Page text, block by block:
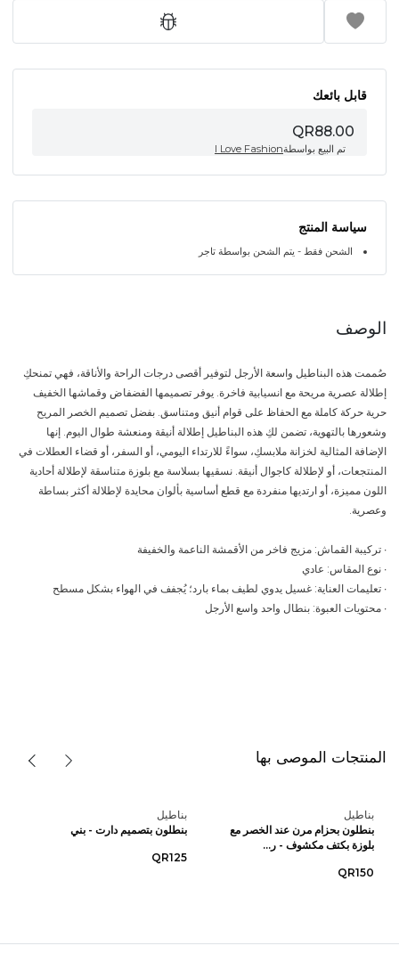
قابل بائعك
QR88.00
تم البيع بواسطةI Love Fashion
سياسة المنتج
الشحن فقط - يتم الشحن بواسطة تاجر
الوصف
صُممت هذه البناطيل واسعة الأرجل لتوفير أقصى درجات الراحة والأناقة، فهي تمنحكِ
إطلالة عصرية مريحة مع انسيابية فاخرة. يوفر تصميمها الفضفاض وقماشها الخفيف
حرية حركة كاملة مع الحفاظ على قوام أنيق ومتناسق. بفضل تصميم الخصر المريح
وشعورها بالتهوية، تضمن لكِ هذه البناطيل إطلالة أنيقة ومنعشة طوال اليوم. إنها
الإضافة المثالية لخزانة ملابسكِ، سواءً للارتداء اليومي، أو السفر، أو قضاء العطلات في
المنتجعات، أو لإطلالة كاجوال أنيقة. نسقيها بسلاسة مع بلوزة متناسقة لإطلالة أحادية
اللون مميزة، أو ارتديها منفردة مع قطع أساسية بألوان محايدة لإطلالة أكثر بساطة
وعصرية.
∙ تركيبة القماش: مزيج فاخر من الأقمشة الناعمة والخفيفة
∙ نوع المقاس: عادي
∙ تعليمات العناية: غسيل يدوي لطيف بماء بارد؛ يُجفف في الهواء بشكل مسطح
∙ محتويات العبوة: بنطال واحد واسع الأرجل
المنتجات الموصى بها
بناطيل
بنطلون بحزام مرن عند الخصر مع
بلوزة بكتف مكشوف - ر...
QR150
بناطيل
بنطلون بتصميم دارت - بني
QR125